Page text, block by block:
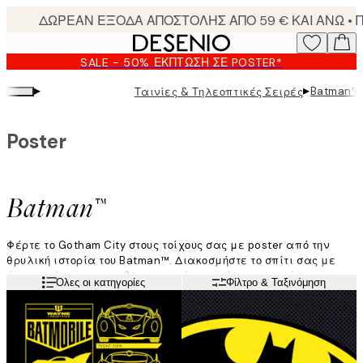
content.
SALE - 50% ΈΚΠΤΩΣΗ ΣΕ POSTER*
▸ Ταινίες & Τηλεοπτικές Σειρές▸Batman™
Batman™
Poster
Φέρτε το Gotham City στους τοίχους σας με poster από την
θρυλική ιστορία του Batman™. Διακοσμήστε το σπίτι σας με
έναν από τους πιο εμβληματικούς υπερήρωες του κόσμου,
βρείτε το αγαπημένο σας look μέσα από τη συλλογή μας από
εικόνες και φωτογραφίες από τις διάσημες ταινίες.
Διαβάστε περισσότερα
Όλες οι κατηγορίες Φίλτρο & Ταξινόμηση